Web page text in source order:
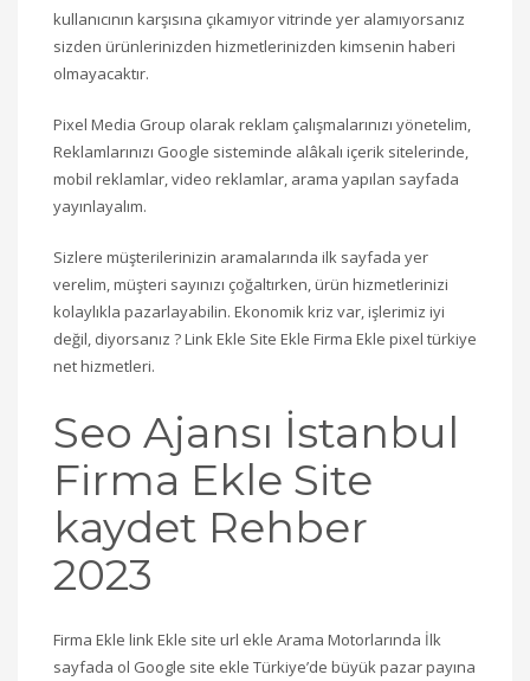
kullanıcının karşısına çıkamıyor vitrinde yer alamıyorsanız
sizden ürünlerinizden hizmetlerinizden kimsenin haberi
olmayacaktır.
Pixel Media Group olarak reklam çalışmalarınızı yönetelim,
Reklamlarınızı Google sisteminde alâkalı içerik sitelerinde,
mobil reklamlar, video reklamlar, arama yapılan sayfada
yayınlayalım.
Sizlere müşterilerinizin aramalarında ilk sayfada yer
verelim, müşteri sayınızı çoğaltırken, ürün hizmetlerinizi
kolaylıkla pazarlayabilin. Ekonomik kriz var, işlerimiz iyi
değil, diyorsanız ? Link Ekle Site Ekle Firma Ekle pixel türkiye
net hizmetleri.
Seo Ajansı İstanbul
Firma Ekle Site
kaydet Rehber
2023
Firma Ekle link Ekle site url ekle Arama Motorlarında İlk
sayfada ol Google site ekle Türkiye’de büyük pazar payına